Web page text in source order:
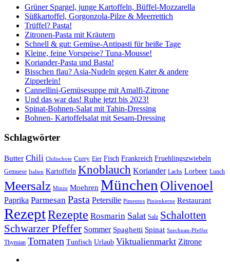
Grüner Spargel, junge Kartoffeln, Büffel-Mozzarella
Süßkartoffel, Gorgonzola-Pilze & Meerrettich
Trüffel? Pasta!
Zitronen-Pasta mit Kräutern
Schnell & gut: Gemüse-Antipasti für heiße Tage
Kleine, feine Vorspeise? Tuna-Mousse!
Koriander-Pasta und Basta!
Bisschen flau? Asia-Nudeln gegen Kater & andere
Zipperlein!
Cannellini-Gemüsesuppe mit Amalfi-Zitrone
Und das war das! Ruhe jetzt bis 2023!
Spinat-Bohnen-Salat mit Tahin-Dressing
Bohnen- Kartoffelsalat mit Sesam-Dressing
Schlagwörter
Butter Chili Chilischote Curry Eier Fisch Frankreich Fruehlingszwiebeln
Gemuese Italien Kartoffeln Knoblauch Koriander Lachs Lorbeer Lunch
Meersalz Minze Moehren München Olivenoel
Paprika Parmesan Pasta Petersilie Pimentos Pinienkerne Restaurant
RezeptRezepte Rosmarin Salat Salz Schalotten
Schwarzer Pfeffer Sommer Spaghetti Spinat Szechuan-Pfeffer
Thymian Tomaten Tunfisch Urlaub Viktualienmarkt Zitrone